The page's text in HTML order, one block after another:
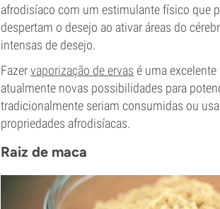
afrodisíaco com um estimulante físico que
despertam o desejo ao ativar áreas do
intensas de desejo.
Fazervaporização de ervas é uma
atualmente novas possibilidades para
tradicionalmente seriam consumidas ou
propriedades afrodisíacas.
Raiz de maca